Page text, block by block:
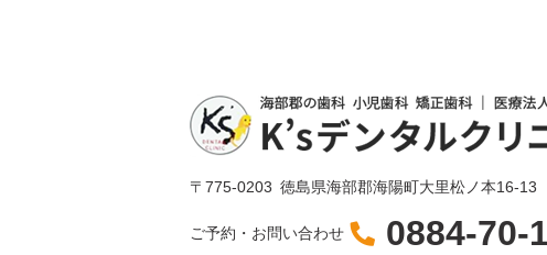
〒775-0203 徳島県海部郡海陽町大里松ノ本16-13
ご予約・お問い合わせ 0884-70-